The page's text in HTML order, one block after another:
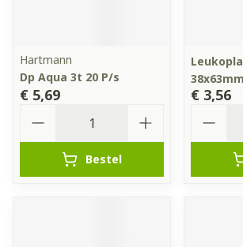
Hartmann
Dp Aqua 3t 20 P/s
€ 5,69
Bestel
€ 3,56